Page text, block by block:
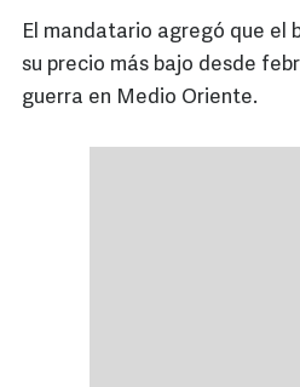
El mandatario agregó que el
su precio más bajo desde
guerra en Medio Oriente.